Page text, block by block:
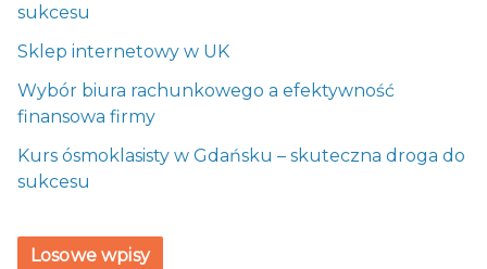
sukcesu
Sklep internetowy w UK
Wybór biura rachunkowego a efektywność
finansowa firmy
Kurs ósmoklasisty w Gdańsku – skuteczna droga do
sukcesu
Losowe wpisy